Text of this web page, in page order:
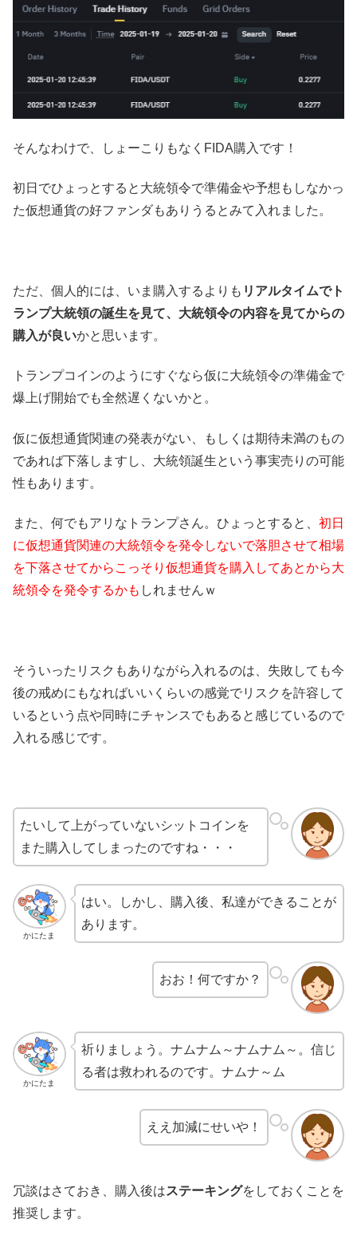
そんなわけで、しょーこりもなくFIDA購入です！
初日でひょっとすると大統領令で準備金や予想もしなかっ
た仮想通貨の好ファンダもありうるとみて入れました。
ただ、個人的には、いま購入するよりも リアルタイムでト
ランプ大統領の誕生を見て、大統領令の内容を見てからの
購入が良いかと思います。
トランプコインのようにすぐなら仮に大統領令の準備金で
爆上げ開始でも全然遅くないかと。
仮に仮想通貨関連の発表がない、もしくは期待未満のもの
であれば下落しますし、大統領誕生という事実売りの可能
性もあります。
また、何でもアリなトランプさん。ひょっとすると、 初日
に仮想通貨関連の大統領令を発令しないで落胆させて相場
を下落させてからこっそり仮想通貨を購入してあとから大
統領令を発令するかも しれませんｗ
そういったリスクもありながら入れるのは、失敗しても今
後の戒めにもなればいいくらいの感覚でリスクを許容して
いるという点や同時にチャンスでもあると感じているので
入れる感じです。
たいして上がっていないシットコインを
また購入してしまったのですね・・・
かにたま
はい。しかし、購入後、私達ができることが
あります。
おお！何ですか？
かにたま
祈りましょう。ナムナム～ナムナム～。信じ
る者は救われるのです。ナムナ～ム
ええ加減にせいや！
冗談はさておき、購入後はステーキングをしておくことを
推奨します。